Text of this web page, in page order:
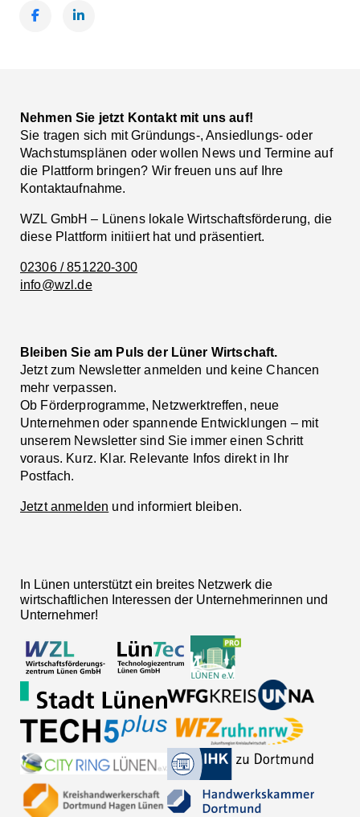
Nehmen Sie jetzt Kontakt mit uns auf!
Sie tragen sich mit Gründungs-, Ansiedlungs- oder
Wachstumsplänen oder wollen News und Termine auf
die Plattform bringen? Wir freuen uns auf Ihre
Kontaktaufnahme.
WZL GmbH – Lünens lokale Wirtschaftsförderung, die
diese Plattform initiiert hat und präsentiert.
02306 / 851220-300
info@wzl.de
Bleiben Sie am Puls der Lüner Wirtschaft.
Jetzt zum Newsletter anmelden und keine Chancen
mehr verpassen.
Ob Förderprogramme, Netzwerktreffen, neue
Unternehmen oder spannende Entwicklungen – mit
unserem Newsletter sind Sie immer einen Schritt
voraus. Kurz. Klar. Relevante Infos direkt in Ihr
Postfach.
Jetzt anmelden und informiert bleiben.
In Lünen unterstützt ein breites Netzwerk die
wirtschaftlichen Interessen der Unternehmerinnen und
Unternehmer!